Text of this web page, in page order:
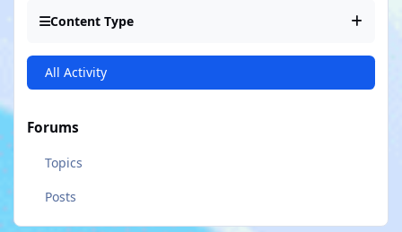
Content Type
All Activity
Forums
Topics
Posts